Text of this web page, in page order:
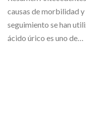
causas de morbilidad
seguimiento se han
ácido úrico es uno de…